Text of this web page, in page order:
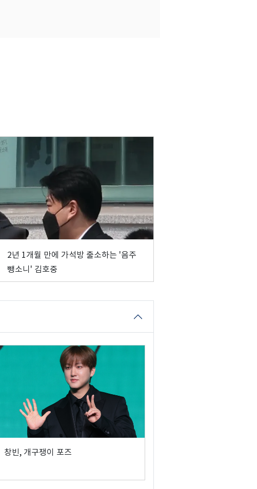
2년 1개월 만에 가석방 출소하는 '음주
뺑소니' 김호중
창빈, 개구쟁이 포즈